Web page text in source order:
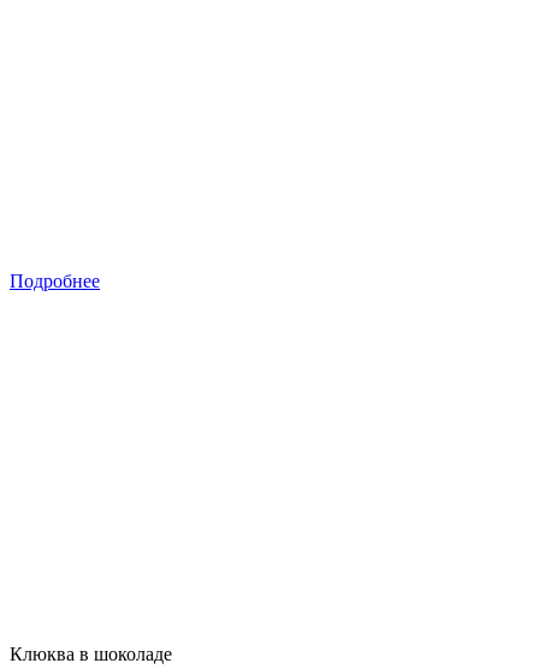
Подробнее
Клюква в шоколаде